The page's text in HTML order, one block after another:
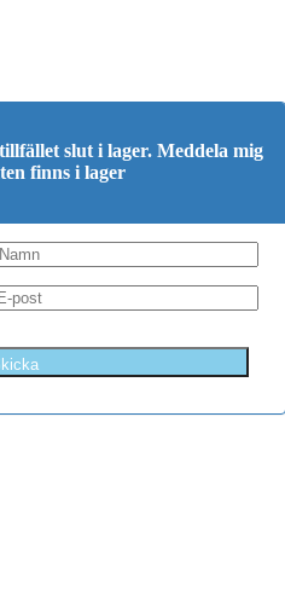
slut i lager. Meddela mig
finns i lager